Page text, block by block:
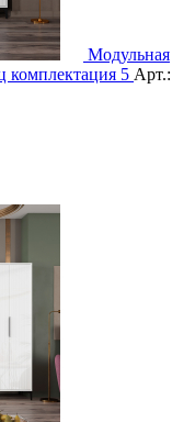
Модульная
комплектация 5 Арт.: